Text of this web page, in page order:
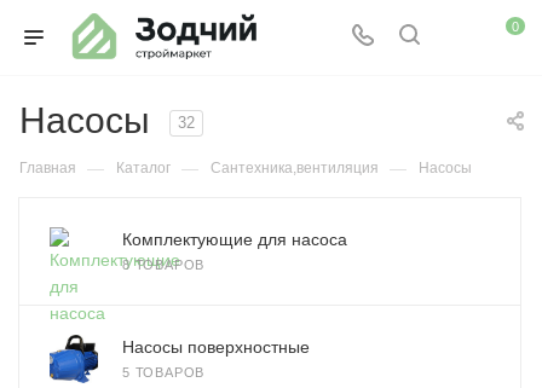
0
Насосы 32
Главная — Каталог — Сантехника,вентиляция — Насосы
Комплектующие для насоса
8 ТОВАРОВ
Насосы поверхностные
5 ТОВАРОВ